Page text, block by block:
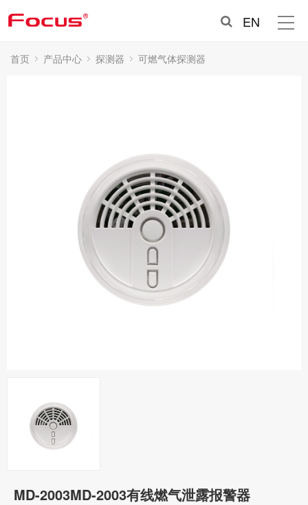
EN
首页 产品中心 探测器 可燃气体探测器
MD-2003MD-2003有线燃气泄露报警器